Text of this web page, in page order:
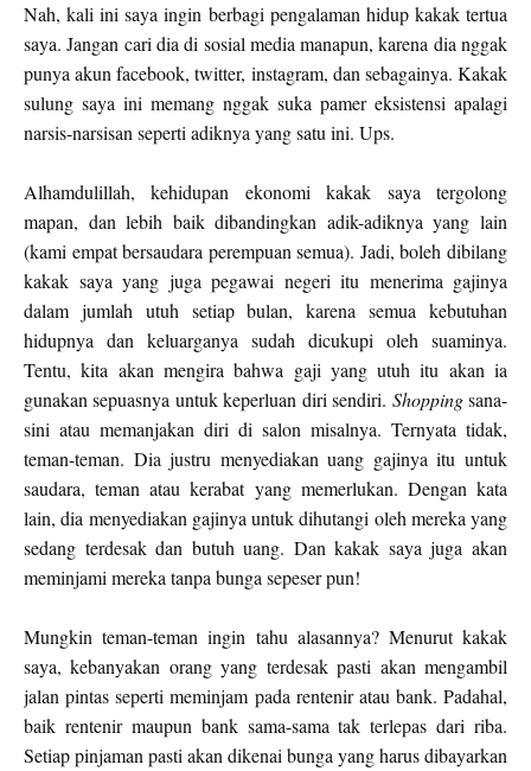
Nah, kali ini saya ingin berbagi pengalaman hidup kakak tertua
saya. Jangan cari dia di sosial media manapun, karena dia nggak
punya akun facebook, twitter, instagram, dan sebagainya. Kakak
sulung saya ini memang nggak suka pamer eksistensi apalagi
narsis-narsisan seperti adiknya yang satu ini. Ups.
Alhamdulillah, kehidupan ekonomi kakak saya tergolong
mapan, dan lebih baik dibandingkan adik-adiknya yang lain
(kami empat bersaudara perempuan semua). Jadi, boleh dibilang
kakak saya yang juga pegawai negeri itu menerima gajinya
dalam jumlah utuh setiap bulan, karena semua kebutuhan
hidupnya dan keluarganya sudah dicukupi oleh suaminya.
Tentu, kita akan mengira bahwa gaji yang utuh itu akan ia
gunakan sepuasnya untuk keperluan diri sendiri. Shoppingsana-
sini atau memanjakan diri di salon misalnya. Ternyata tidak,
teman-teman. Dia justru menyediakan uang gajinya itu untuk
saudara, teman atau kerabat yang memerlukan. Dengan kata
lain, dia menyediakan gajinya untuk dihutangi oleh mereka yang
sedang terdesak dan butuh uang. Dan kakak saya juga akan
meminjami mereka tanpa bunga sepeser pun!
Mungkin teman-teman ingin tahu alasannya? Menurut kakak
saya, kebanyakan orang yang terdesak pasti akan mengambil
jalan pintas seperti meminjam pada rentenir atau bank. Padahal,
baik rentenir maupun bank sama-sama tak terlepas dari riba.
Setiap pinjaman pasti akan dikenai bunga yang harus dibayarkan